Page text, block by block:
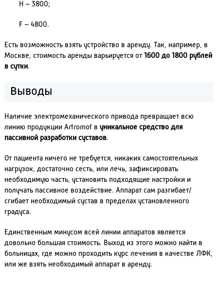
Н – 3800;
F – 4800.
Есть возможность взять устройство в аренду. Так, например, в
Москве, стоимость аренды варьируется от 1600 до 1800 рублей
в сутки.
Выводы
Наличие электромеханического привода превращает всю
линию продукции Artromot в уникальное средство для
пассивной разработки суставов.
От пациента ничего не требуется, никаких самостоятельных
нагрузок, достаточно сесть, или лечь, зафиксировать
необходимую часть, установить подходящие настройки и
получать пассивное воздействие. Аппарат сам разгибает/
сгибает необходимый сустав в пределах установленного
градуса.
Единственным минусом всей линии аппаратов является
довольно большая стоимость. Выход из этого можно найти в
больницах, где можно проходить курс лечения в качестве ЛФК,
или же взять необходимый аппарат в аренду.